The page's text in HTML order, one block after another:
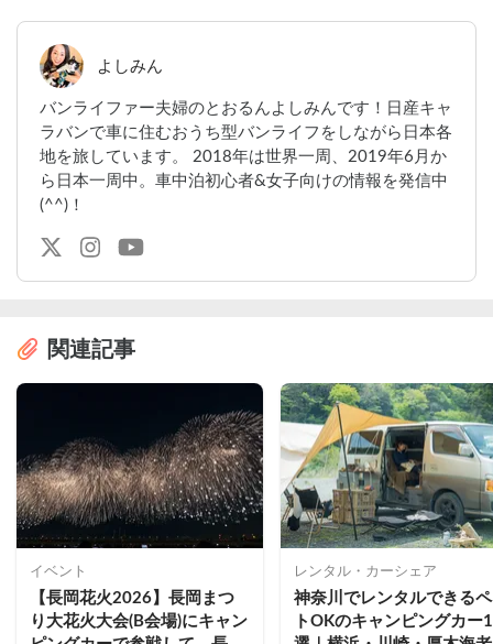
──────────────────────
使用機材 / My Gear
──────────────────────
【EOS R6】https://amzn.to/3JpLRG3
【GPro HERO 10】
https://amzn.to/3v61YUa
※Amazonリンクはアソシエイトリンクを
使用しています。
よしみん
バンライファー夫婦のとおるんよしみんです！日産キャ
ラバンで車に住むおうち型バンライフをしながら日本各
地を旅しています。 2018年は世界一周、2019年6月か
ら日本一周中。車中泊初心者&女子向けの情報を発信中
(^^)！
関連記事
イベント
【長岡花火2026】長岡まつ
り大花火大会(B会場)にキャン
レンタル・カーシェア
神奈川でレンタルできる
トOKのキャンピングカー